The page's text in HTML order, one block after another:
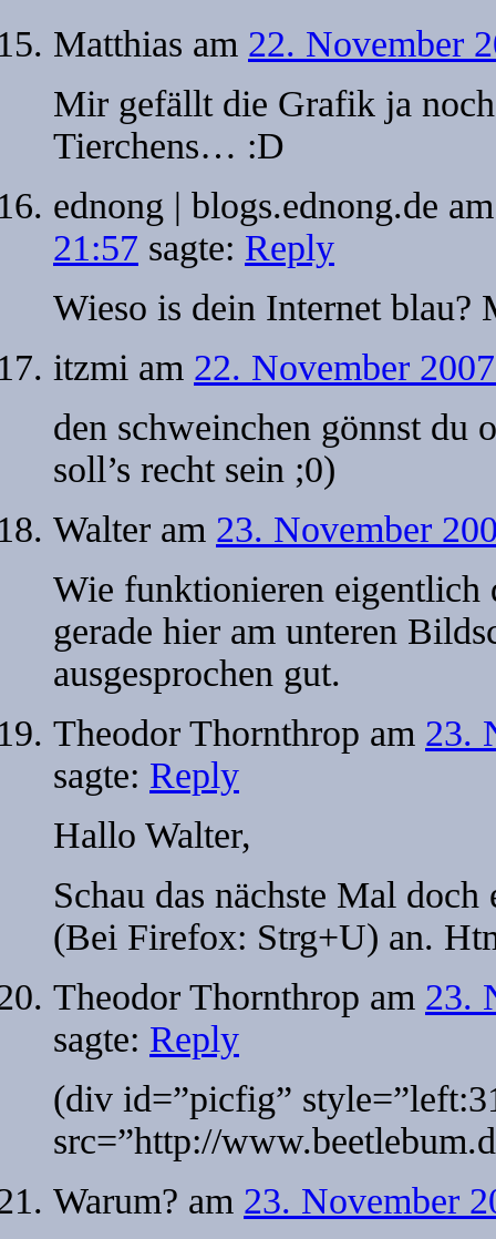
Matthias am 22. November
Mir gefällt die Grafik ja
Tierchens… :D
ednong | blogs.ednong.de
21:57 sagte: Reply
Wieso is dein Internet blau?
itzmi am 22. November
den schweinchen gönnst
soll’s recht sein ;0)
Walter am 23. November
Wie funktionieren eigentlich
gerade hier am unteren
ausgesprochen gut.
Theodor Thornthrop am 23.
sagte: Reply
Hallo Walter,
Schau das nächste Mal
(Bei Firefox: Strg+U) an.
Theodor Thornthrop am 23.
sagte: Reply
(div id=”picfig”
src=”http://
Warum? am 23. November